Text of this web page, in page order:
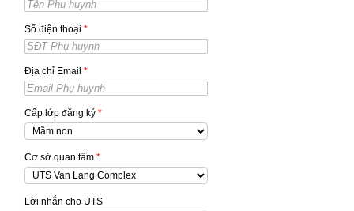
Số điện thoại *
Địa chỉ Email *
Cấp lớp đăng ký *
Cơ sở quan tâm *
Lời nhắn cho UTS